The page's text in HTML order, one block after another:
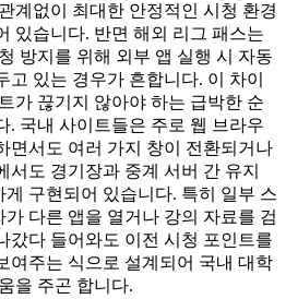
계없이 최대한 안정적인 시청 환경
있습니다. 반면 해외 리그 패스는
방지를 위해 외부 앱 실행 시 자동
있는 경우가 흔합니다. 이 차이
가 끊기지 않아야 하는 급박한 순
. 국내 사이트들은 주로 웹 브라우
면서도 여러 가지 창이 전환되거나
서도 경기장과 중계 서버 간 유지
구현되어 있습니다. 특히 일부 스
다른 앱을 열거나 강의 자료를 검
갔다 들어와도 이전 시청 포인트를
여주는 식으로 설계되어 국내 대학
을 주곤 합니다.